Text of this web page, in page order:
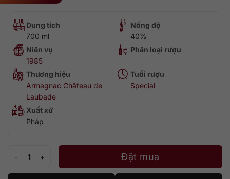
Dung tích
700 ml
Nồng độ
40%
Niên vụ
1985
Phân loại rượu
Thương hiệu
Armagnac Château de
Laubade
Tuổi rượu
Special
Xuất xứ
Pháp
Đặt mua